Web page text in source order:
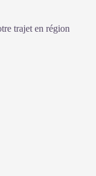
trajet en région